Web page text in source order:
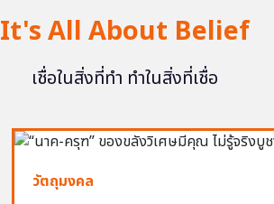
It's All About Belief
เชื่อในสิ่งที่ทำ ทำในสิ่งที่เชื่อ
วัตถุมงคล